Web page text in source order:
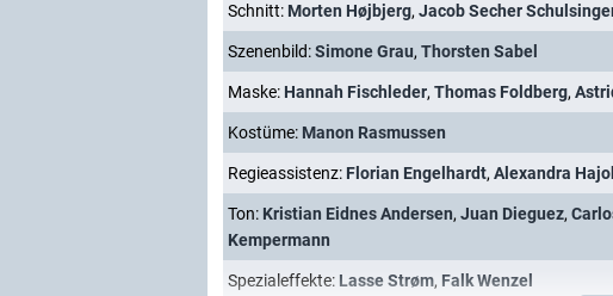
Schnitt: Morten Højbjerg, Jacob Secher
Szenenbild:Simone Grau, Thorsten Sabel
Maske: Hannah Fischleder, Thomas Foldberg,
Kostüme: Manon Rasmussen
Regieassistenz: Florian Engelhardt, Alexandra
Ton: Kristian Eidnes Andersen, Juan Dieguez,
Kempermann
Spezialeffekte: Lasse Strøm, Falk Wenzel